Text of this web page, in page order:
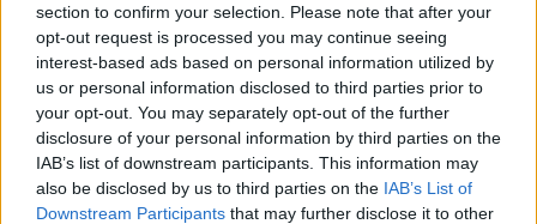
section to confirm your selection. Please note that after your
opt-out request is processed you may continue seeing
interest-based ads based on personal information utilized by
us or personal information disclosed to third parties prior to
your opt-out. You may separately opt-out of the further
disclosure of your personal information by third parties on the
IAB’s list of downstream participants. This information may
also be disclosed by us to third parties on the IAB’s List of
Downstream Participants that may further disclose it to other
Itt az újabb külföldi egyveleg, az idei ötödik. A fehér
boros részleg gerincét főleg sauvignon blanc-ok és
riesling-ek adják innen-onnan. A ...